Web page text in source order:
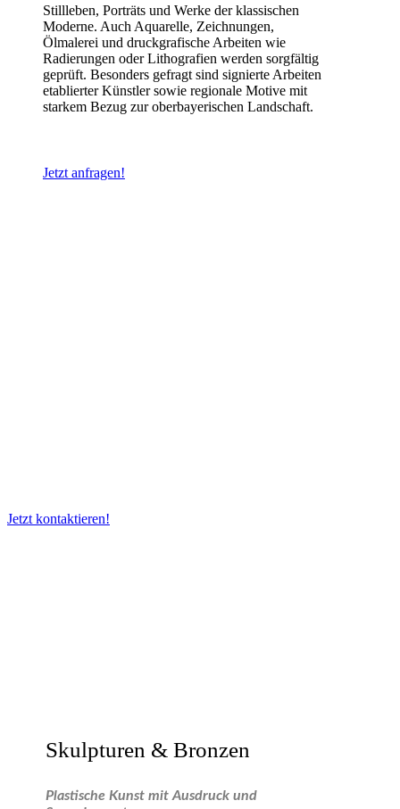
Stillleben, Porträts und Werke der klassischen
Moderne. Auch Aquarelle, Zeichnungen,
Ölmalerei und druckgrafische Arbeiten wie
Radierungen oder Lithografien werden sorgfältig
geprüft. Besonders gefragt sind signierte Arbeiten
etablierter Künstler sowie regionale Motive mit
starkem Bezug zur oberbayerischen Landschaft.
Jetzt anfragen!
Jetzt kontaktieren!
Skulpturen & Bronzen
Plastische Kunst mit Ausdruck und